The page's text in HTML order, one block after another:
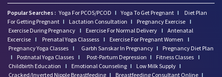
Popular Searches : Yoga For PCOS/PCOD I Yoga To Get Pregnant I
Diet Plan
For Getting Pregnant I Lactation Consultation I Pregnancy Exercise I
Exercise During Pregnancy I Exercise For Normal Delivery I Antenatal
Excercise I Prenatal Yoga Classess I Exercise For Pregnant Women
I
Pregnancy Yoga Classes I Garbh Sanskar In Pregnancy I
Pregnancy Diet Plan
I
Postnatal Yoga Classes I Post-Partum Depression I Fitness Classes I
Childbirth Education
I Emotional Counseling I Low Milk Supply I
Cracked/Inverted Nipple Breastfeeding I Breastfeeding Consultant Online I